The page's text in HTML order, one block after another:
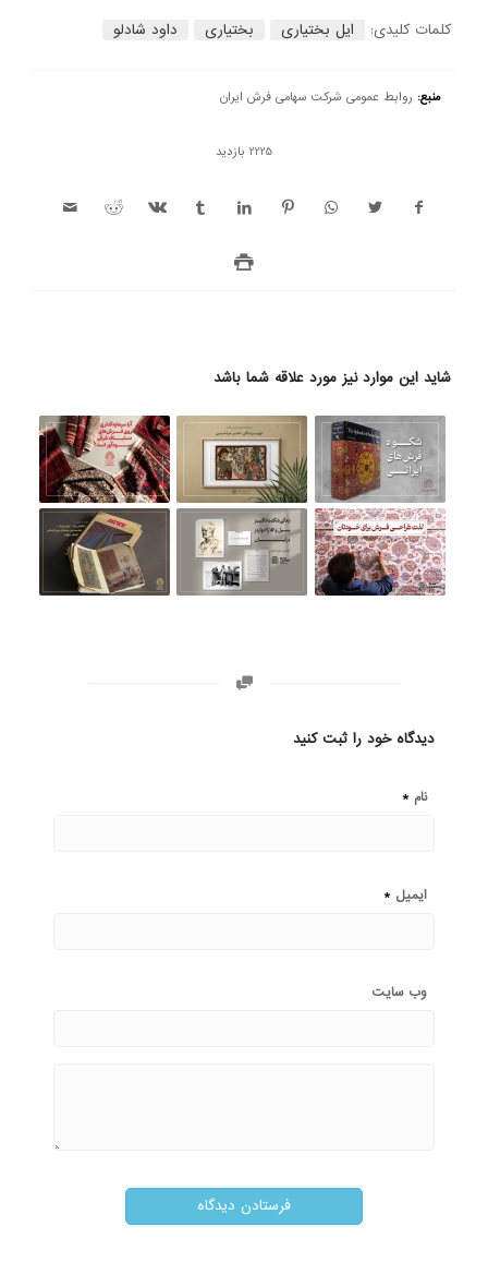
کلمات کلیدی: ایل بختیاری بختیاری داود شادلو
منبع: روابط عمومی شرکت سهامی فرش ایران
2225 بازدید
شاید این موارد نیز مورد علاقه شما باشد
دیدگاه خود را ثبت کنید
نام *
ایمیل *
وب‌ سایت